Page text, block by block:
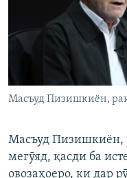
Масъуд Пизишкиён,
Масъуд Пизишкиён,
мегӯяд, қасди ба
овозаҳоеро, ки дар